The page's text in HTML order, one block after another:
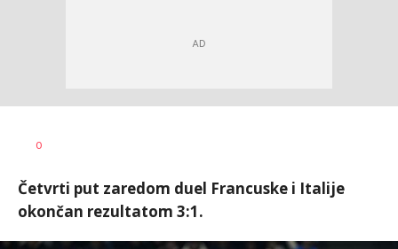
AUTOR
0
Četvrti put zaredom duel Francuske i Italije
okončan rezultatom 3:1.